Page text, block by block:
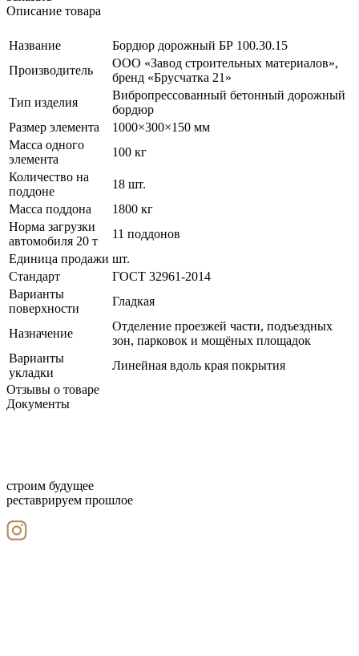
Описание товара
Название
Бордюр дорожный БР 100.30.15
Производитель
ООО «Завод строительных материалов»,
бренд «Брусчатка 21»
Тип изделия
Вибропрессованный бетонный дорожный
бордюр
Размер элемента
1000×300×150 мм
Масса одного
элемента
100 кг
Количество на
поддоне
18 шт.
Масса поддона
1800 кг
Норма загрузки
автомобиля 20 т
11 поддонов
Единица продажи шт.
Стандарт
ГОСТ 32961-2014
Варианты
поверхности
Гладкая
Назначение
Отделение проезжей части, подъездных
зон, парковок и мощёных площадок
Варианты
укладки
Линейная вдоль края покрытия
Отзывы о товаре
Документы
строим будущее
реставрируем прошлое